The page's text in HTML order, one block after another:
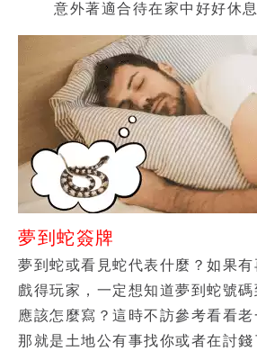
意外著適合待在家中好好休息
夢到蛇簽牌
夢到蛇或看見蛇代表什麼 ？如果
戲得玩家，一定想知道夢到蛇號碼
應該怎麼寫？這時不訪參考看看老
那就是土地公有事找你或者在討錢